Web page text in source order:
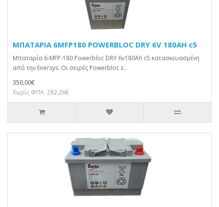
ΜΠΑΤΑΡΙΑ 6MFP180 POWERBLOC DRY 6V 180AH c5
Μπαταρία 6-MFP-180 Powerbloc DRY 6v180Ah c5 κατασκευασμένη
από την Enersys. Οι σειρές Powerbloc ε..
350,00€
Χωρίς ΦΠΑ: 282,26€